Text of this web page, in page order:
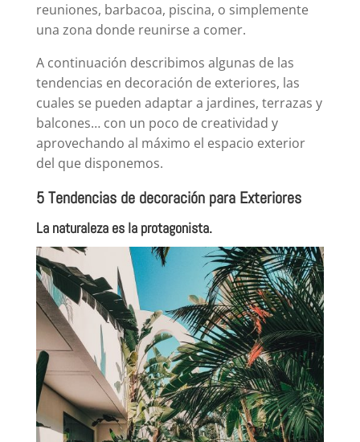
reuniones, barbacoa, piscina, o simplemente
una zona donde reunirse a comer.
A continuación describimos algunas de las
tendencias en decoración de exteriores, las
cuales se pueden adaptar a jardines, terrazas y
balcones… con un poco de creatividad y
aprovechando al máximo el espacio exterior
del que disponemos.
5 Tendencias de decoración para Exteriores
La naturaleza es la protagonista.